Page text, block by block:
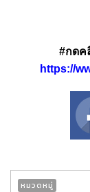
#กดค
https://
หมวดหมู่